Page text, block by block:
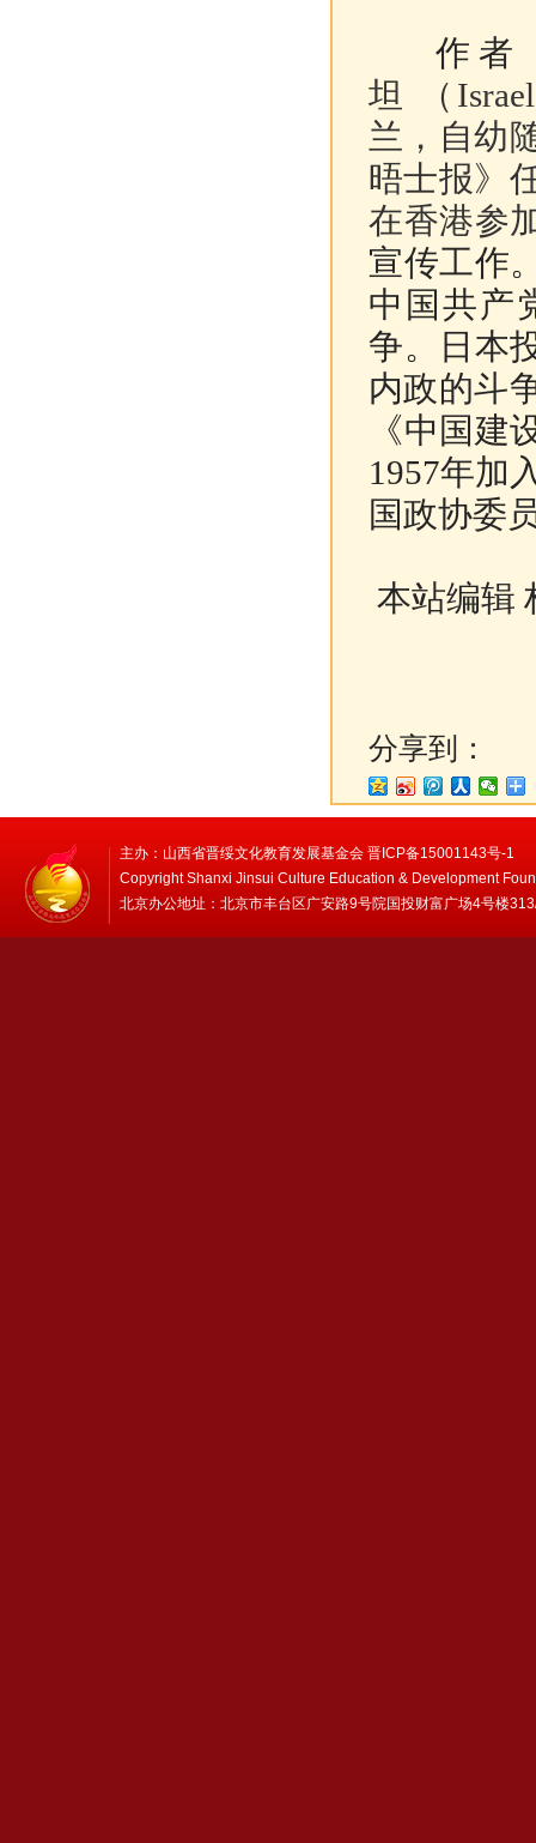
作者
坦
（
兰，自幼
晤士报》
在香港参
宣传工作
中国共产
争。日本
内政的斗
《中国建
1957年加
国政协委
本站编辑
分享到：
主办：山西省晋绥文化教育发展基金会 晋ICP备15001143号-1
Copyright Shanxi Jinsui Culture Education & Development
北京办公地址：北京市丰台区广安路9号院国投财富广场4号楼